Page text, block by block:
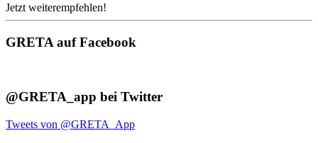
Jetzt weiterempfehlen!
GRETA auf Facebook
@GRETA_app bei Twitter
Tweets von @GRETA_App